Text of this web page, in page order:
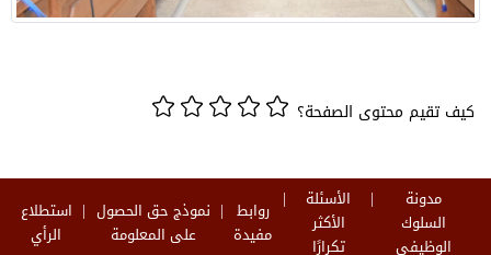
كيف تقيم محتوى الصفحة؟
مدونة
السلوك
الوظيفي
الأسئلة
الأكثر
تكرارًا
روابط
مفيدة
نموذج حق الحصول
على المعلومة
استطلاع
الرأي